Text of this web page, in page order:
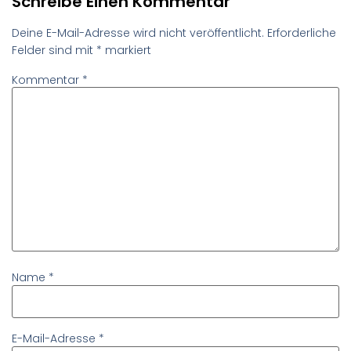
Deine E-Mail-Adresse wird nicht veröffentlicht. Erforderliche
Felder sind mit * markiert
Kommentar *
Name *
E-Mail-Adresse *